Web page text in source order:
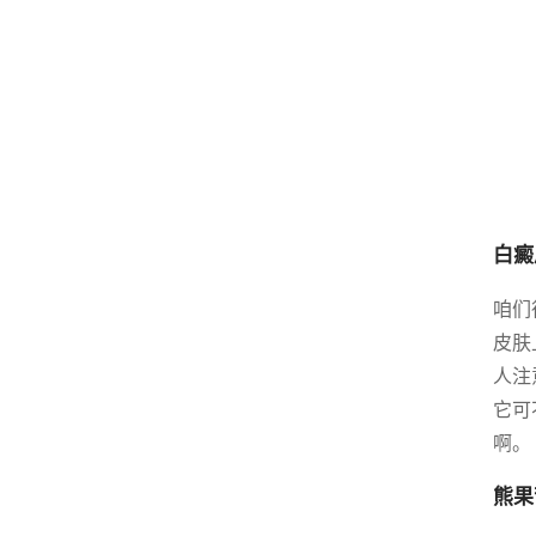
白
咱
皮
人
它可
啊
熊